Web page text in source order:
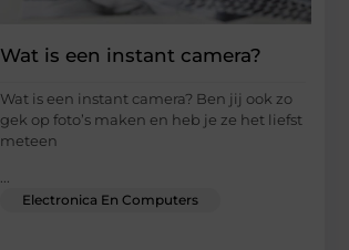
Wat is een instant camera?
Wat is een instant camera? Ben jij ook zo
gek op foto’s maken en heb je ze het liefst
meteen
Electronica En Computers